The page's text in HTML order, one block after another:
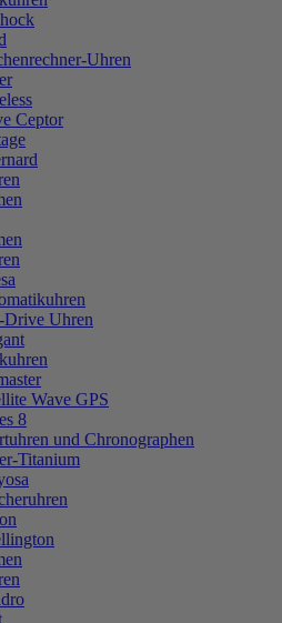
Uhren
Ceptor
Drive Uhren
Wave GPS
8
und Chronographen
Titanium